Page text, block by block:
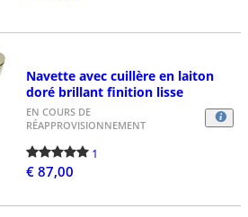
Navette avec cuillère en laiton
doré brillant finition lisse
EN COURS DE
RÉAPPROVISIONNEMENT
1
€ 87,00